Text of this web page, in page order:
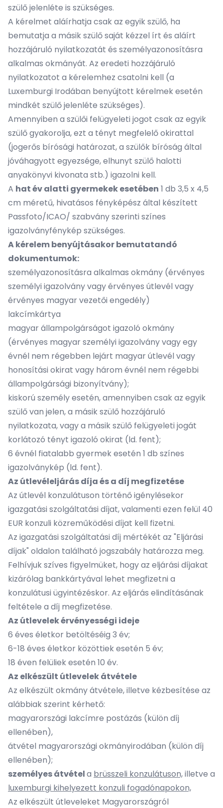
szülő jelenléte is szükséges.
A kérelmet aláírhatja csak az egyik szülő, ha
bemutatja a másik szülősaját kézzel írt és aláírt
hozzájáruló nyilatkozatát és személyazonosításra
alkalmas okmányát. Az eredeti hozzájáruló
nyilatkozatot a kérelemhez csatolni kell (a
Luxemburgi Irodában benyújtott kérelmek esetén
mindkét szülő jelenléte szükséges).
Amennyiben a szülői felügyeleti jogot csak az egyik
szülő gyakorolja, ezt a tényt megfelelő okirattal
(jogerős bírósági határozat, a szülők bíróság által
jóváhagyott egyezsége, elhunyt szülő halotti
anyakönyvi kivonata stb.) igazolni kell.
A hat év alatti gyermekek esetében 1 db 3,5 x 4,5
cm méretű, hivatásos fényképész által készített
Passfoto/ICAO/ szabvány szerinti színes
igazolványfénykép szükséges.
A kérelem benyújtásakor bemutatandó
dokumentumok:
személyazonosításra alkalmas okmány (érvényes
személyi igazolvány vagy érvényes útlevél vagy
érvényes magyar vezetői engedély)
lakcímkártya
magyar állampolgárságot igazoló okmány
(érvényes magyar személyi igazolvány vagy egy
évnél nem régebben lejárt magyar útlevél vagy
honosítási okirat vagy három évnél nem régebbi
állampolgársági bizonyítvány);
kiskorú személy esetén, amennyiben csak az egyik
szülő van jelen, a másik szülő hozzájáruló
nyilatkozata, vagy a másik szülő felügyeleti jogát
korlátozó tényt igazoló okirat (ld. fent);
6 évnél fiatalabb gyermek esetén 1 db színes
igazolványkép (ld. fent).
Az útlevéleljárás díja és a díj megfizetése
Az útlevél konzulátuson történő igénylésekor
igazgatási szolgáltatási díjat, valamenti ezen felül 40
EUR konzuli közreműködési díjat kell fizetni.
Az igazgatási szolgáltatási díj mértékét az "Eljárási
díjak" oldalon található jogszabály határozza meg.
Felhívjuk szíves figyelmüket, hogy az eljárási díjakat
kizárólag bankkártyával lehet megfizetni a
konzulátusi ügyintézéskor. Az eljárás elindításának
feltétele a díj megfizetése.
Az útlevelek érvényességi ideje
6 éves életkor betöltéséig 3 év;
6-18 éves életkor közöttiek esetén 5 év;
18 éven felüliek esetén 10 év.
Az elkészült útlevelek átvétele
Az elkészült okmány átvétele, illetve kézbesítése az
alábbiak szerint kérhető:
magyarországi lakcímre postázás (külön díj
ellenében),
átvétel magyarországi okmányirodában (külön díj
ellenében);
személyes átvétela brüsszeli konzulátuson,illetve a
luxemburgi kihelyezett konzuli fogadónapokon,
Az elkészült útleveleket Magyarországról